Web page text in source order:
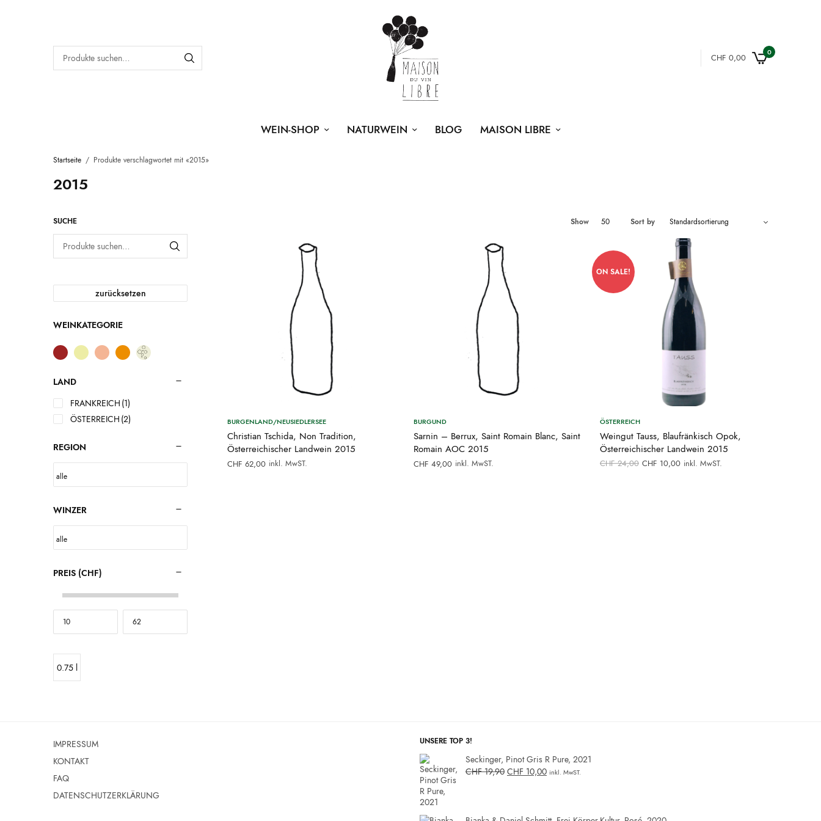
CHF 0,00
0
WEIN-SHOP NATURWEIN BLOG MAISON LIBRE
Startseite / Produkte verschlagwortet mit «2015»
2015
SUCHE
zurücksetzen
WEINKATEGORIE
LAND
FRANKREICH (1)
ÖSTERREICH (2)
REGION
WINZER
PREIS (CHF)
0.75 l
Show 50 Sort by
BURGENLAND/NEUSIEDLERSEE
Christian Tschida, Non Tradition,
Österreichischer Landwein 2015
CHF 62,00 inkl. MwST.
BURGUND
Sarnin – Berrux, Saint Romain Blanc, Saint
Romain AOC 2015
CHF 49,00 inkl. MwST.
ON SALE!
ÖSTERREICH
Weingut Tauss, Blaufränkisch Opok,
Österreichischer Landwein 2015
CHF24,00 Ursprünglicher
Preis war:
CHF 10,00Aktueller
inkl. MwST.
IMPRESSUM
KONTAKT
FAQ
DATENSCHUTZERKLÄRUNG
UNSERE TOP 3!
Seckinger, Pinot Gris R Pure, 2021
CHF19,90 CHF 10,00 inkl. MwST.